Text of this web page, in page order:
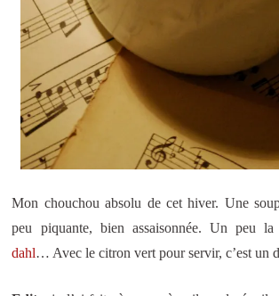
Mon chouchou absolu de cet hiver. Une
peu piquante, bien assaisonnée. Un peu
dahl… Avec le citron vert pour servir, c’est un